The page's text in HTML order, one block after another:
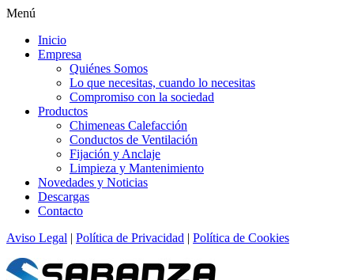
Menú
Inicio
Empresa
Quiénes Somos
Lo que necesitas, cuando lo necesitas
Compromiso con la sociedad
Productos
Chimeneas Calefacción
Conductos de Ventilación
Fijación y Anclaje
Limpieza y Mantenimiento
Novedades y Noticias
Descargas
Contacto
Aviso Legal | Política de Privacidad | Política de Cookies